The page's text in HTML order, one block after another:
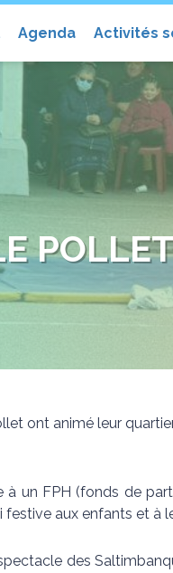
Agenda Activités
ont animé leur
à un FPH (fonds de
aux enfants et à
des